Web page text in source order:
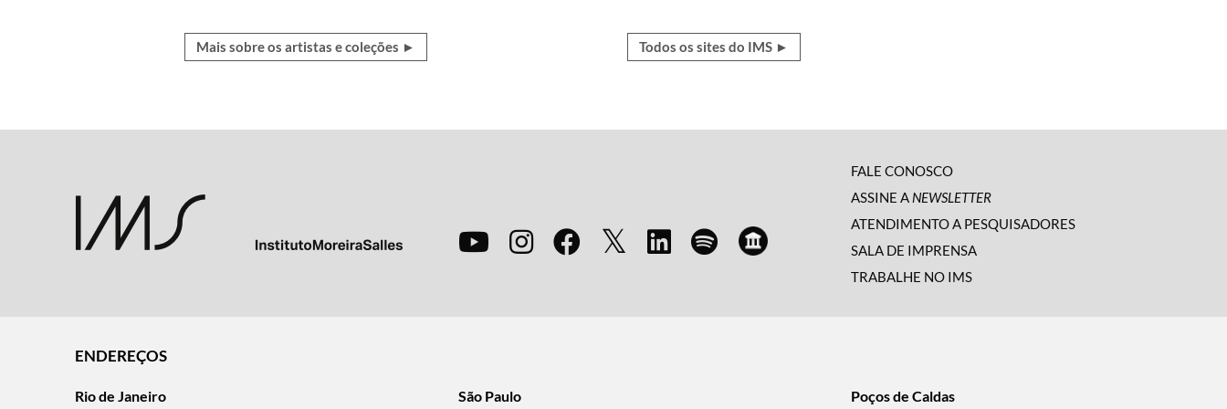
Mais sobre os artistas e coleções ► Todos os sites do IMS ►
FALE CONOSCO
ASSINE A NEWSLETTER
ATENDIMENTO A PESQUISADORES
SALA DE IMPRENSA
TRABALHE NO IMS
ENDEREÇOS
Rio de Janeiro São Paulo Poços de Caldas